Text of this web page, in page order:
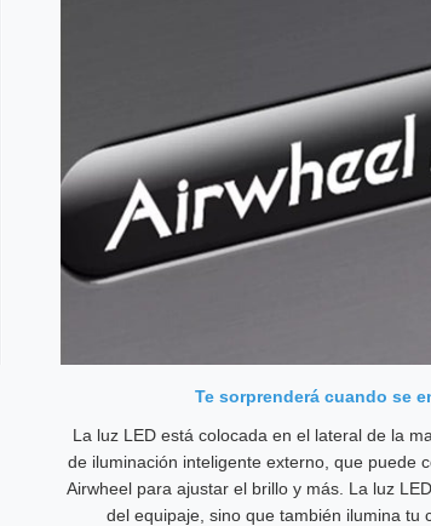
Te sorprenderá cuando se
La luz LED está colocada en el lateral de la
de iluminación inteligente externo, que puede
Airwheel para ajustar el brillo y más. La luz
del equipaje, sino que también ilumina tu